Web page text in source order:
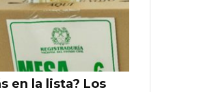
en la lista? Los